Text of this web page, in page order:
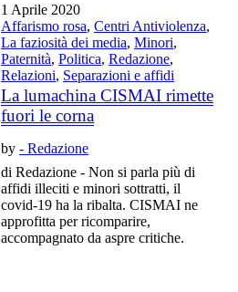
1 Aprile 2020
Affarismo rosa,Centri Antiviolenza,
La faziosità dei media,Minori,
Paternità,Politica,Redazione,
Relazioni, Separazioni e affidi
La lumachina CISMAI rimette
fuori le corna
by- Redazione
di Redazione - Non si parla più di
affidi illeciti e minori sottratti, il
covid-19 ha la ribalta. CISMAI ne
approfitta per ricomparire,
accompagnato da aspre critiche.